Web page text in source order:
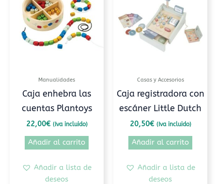
Manualidades
Caja enhebra las
cuentas Plantoys
22,00€ (Iva incluido)
Añadir al carrito
Añadir a lista de
deseos
Casas y Accesorios
Caja registradora con
escáner Little Dutch
20,50€ (Iva incluido)
Añadir al carrito
Añadir a lista de
deseos